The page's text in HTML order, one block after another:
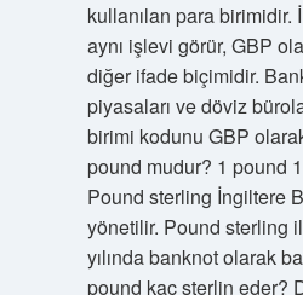
kullanılan para
aynı işlevi görür, GBP
diğer ifade biçimidir.
piyasaları ve döviz
birimi kodunu GBP
pound mudur? 1 pound
Pound sterling İngiltere
yönetilir. Pound sterling
yılında banknot olarak
pound kaç sterlin eder?